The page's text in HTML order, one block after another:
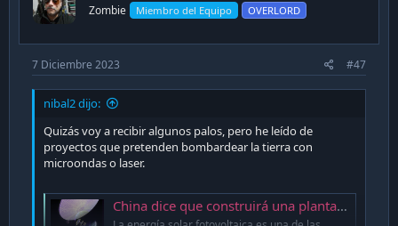
Zombie Miembro del Equipo OVERLORD
7 Diciembre 2023 #47
nibal2 dijo:
Quizás voy a recibir algunos palos, pero he leído de
proyectos que pretenden bombardear la tierra con
microondas o laser.
China dice que construirá una planta solar en el espacio: así es como planea transmitir la energía a la Tierra